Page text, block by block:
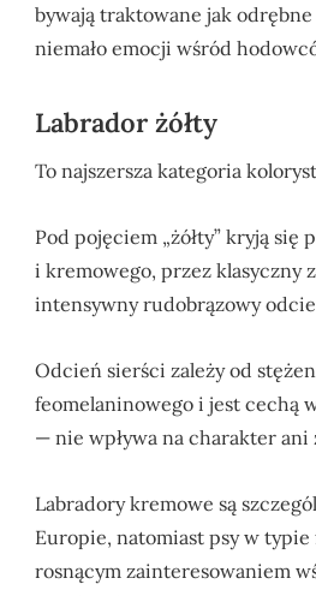
bywają traktowane jak
niemało emocji wśród
Labrador żółty
To najszersza kategoria
Pod pojęciem „żółty” kryją się
i kremowego, przez klasyczny
intensywny rudobrązowy
Odcień sierści zależy od
feomelaninowego i jest cechą
— nie wpływa na charakter ani
Labradory kremowe są
Europie, natomiast psy w typie
rosnącym zainteresowaniem